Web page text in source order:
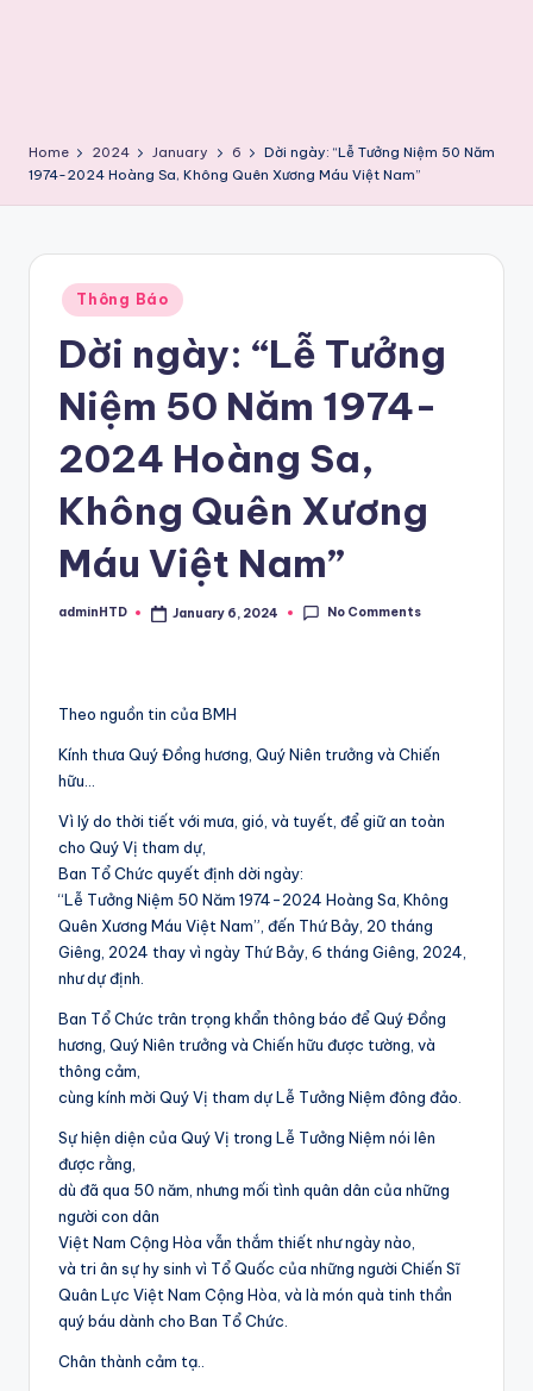
Home 2024 January 6
Dời ngày: “Lễ Tưởng Niệm 50 Năm
1974-2024 Hoàng Sa, Không Quên Xương Máu Việt Nam”
Posted
in
Thông Báo
Dời ngày: “Lễ Tưởng
Niệm 50 Năm 1974-
2024 Hoàng Sa,
Không Quên Xương
Máu Việt Nam”
Posted
adminHTD January 6, 2024 No Comments
Theo nguồn tin của BMH
Kính thưa Quý Đồng hương, Quý Niên trưởng và Chiến
hữu…
Vì lý do thời tiết với mưa, gió, và tuyết, để giữ an toàn
cho Quý Vị tham dự,
Ban Tổ Chức quyết định dời ngày:
“Lễ Tưởng Niệm 50 Năm 1974-2024 Hoàng Sa, Không
Quên Xương Máu Việt Nam”, đến Thứ Bảy, 20 tháng
Giêng, 2024 thay vì ngày Thứ Bảy, 6 tháng Giêng, 2024,
như dự định.
Ban Tổ Chức trân trọng khẩn thông báo để Quý Đồng
hương, Quý Niên trưởng và Chiến hữu được tường, và
thông cảm,
cùng kính mời Quý Vị tham dự Lễ Tưởng Niệm đông đảo.
Sự hiện diện của Quý Vị trong Lễ Tưởng Niệm nói lên
được rằng,
dù đã qua 50 năm, nhưng mối tình quân dân của những
người con dân
Việt Nam Cộng Hòa vẫn thắm thiết như ngày nào,
và tri ân sự hy sinh vì Tổ Quốc của những người Chiến Sĩ
Quân Lực Việt Nam Cộng Hòa, và là món quà tinh thần
quý báu dành cho Ban Tổ Chức.
Chân thành cảm tạ..